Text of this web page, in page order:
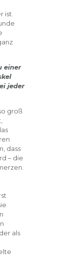
ist.
einer
jeder
groß
dass
– die
als